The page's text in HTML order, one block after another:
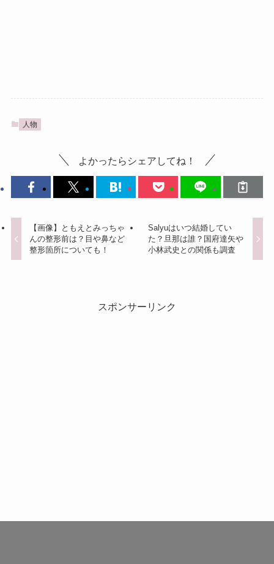
人物
よかったらシェアしてね！
【画像】ともえとみっちゃ
んの整形前は？目や鼻など
整形箇所についても！
Salyuはいつ結婚してい
た？旦那は誰？国府達矢や
小林武史との関係も調査
スポンサーリンク